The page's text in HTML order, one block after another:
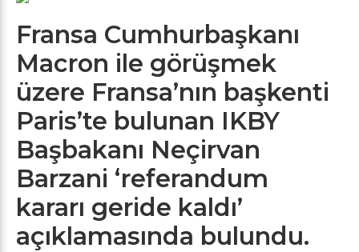
Fransa Cumhurbaşkanı
Macron ile görüşmek
üzere Fransa’nın başkenti
Paris’te bulunan IKBY
Başbakanı Neçirvan
Barzani ‘referandum
kararı geride kaldı’
açıklamasında bulundu.